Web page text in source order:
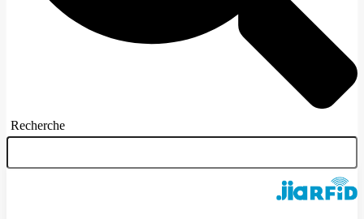
Recherche